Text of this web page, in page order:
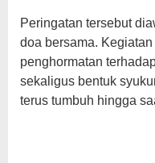
Peringatan tersebut
doa bersama.
penghormatan
sekaligus bentuk
terus tumbuh hingga